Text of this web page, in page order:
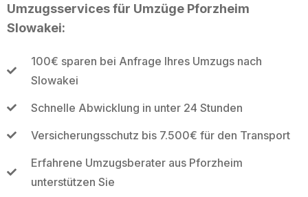
Umzugsservices für Umzüge Pforzheim
Slowakei:
100€ sparen bei Anfrage Ihres Umzugs nach
Slowakei
Schnelle Abwicklung in unter 24 Stunden
Versicherungsschutz bis 7.500€ für den Transport
Erfahrene Umzugsberater aus Pforzheim
unterstützen Sie